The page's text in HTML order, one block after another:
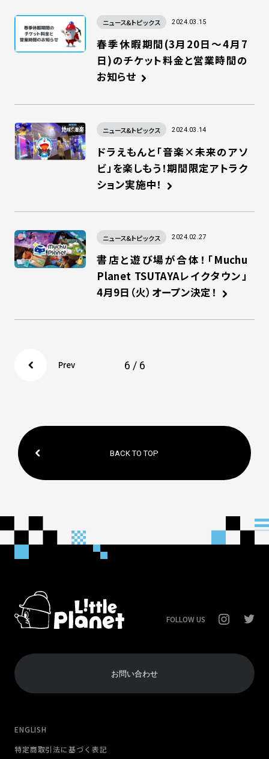
ニュース&トピックス 2024.03.15
春季休暇期間(3月20日～4月7
日)のチケット料金と営業時間の
お知らせ
ニュース&トピックス 2024.03.14
ドラえもんと「音楽×未来のアソ
ビ」を楽しもう！期間限定アトラク
ション実施中！
ニュース&トピックス 2024.02.27
書店と遊び場が合体！「Muchu
Planet TSUTAYAレイクタウン」
4月9日（火）オープン決定！
Prev 6 / 6
BACK TO TOP
FOLLOW US
お問い合わせ
ENGLISH
特定商取引法に基づく表記